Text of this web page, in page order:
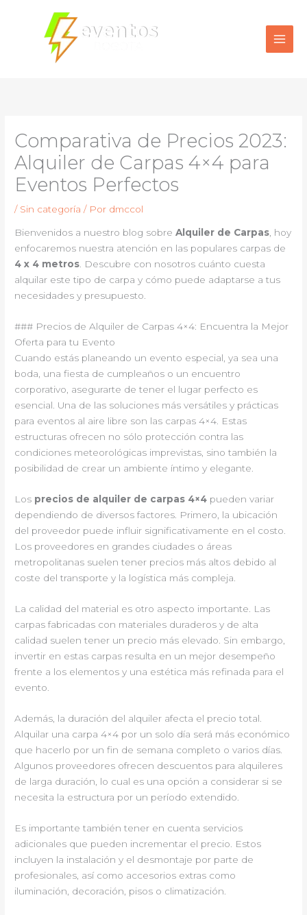
contenido
Comparativa de Precios 2023:
Alquiler de Carpas 4×4 para
Eventos Perfectos
/ Sin categoría / Por dmccol
Bienvenidos a nuestro blog sobreAlquiler de Carpas, hoy
enfocaremos nuestra atención en las populares carpas de
4 x 4 metros. Descubre con nosotros cuánto cuesta
alquilar este tipo de carpa y cómo puede adaptarse a tus
necesidades y presupuesto.
### Precios de Alquiler de Carpas 4×4: Encuentra la Mejor
Oferta para tu Evento
Cuando estás planeando un evento especial, ya sea una
boda, una fiesta de cumpleaños o un encuentro
corporativo, asegurarte de tener el lugar perfecto es
esencial. Una de las soluciones más versátiles y prácticas
para eventos al aire libre son las carpas 4×4. Estas
estructuras ofrecen no sólo protección contra las
condiciones meteorológicas imprevistas, sino también la
posibilidad de crear un ambiente íntimo y elegante.
Los precios de alquiler de carpas 4×4 pueden variar
dependiendo de diversos factores. Primero, la ubicación
del proveedor puede influir significativamente en el costo.
Los proveedores en grandes ciudades o áreas
metropolitanas suelen tener precios más altos debido al
coste del transporte y la logística más compleja.
La calidad del material es otro aspecto importante. Las
carpas fabricadas con materiales duraderos y de alta
calidad suelen tener un precio más elevado. Sin embargo,
invertir en estas carpas resulta en un mejor desempeño
frente a los elementos y una estética más refinada para el
evento.
Además, la duración del alquiler afecta el precio total.
Alquilar una carpa 4×4 por un solo día será más económico
que hacerlo por un fin de semana completo o varios días.
Algunos proveedores ofrecen descuentos para alquileres
de larga duración, lo cual es una opción a considerar si se
necesita la estructura por un período extendido.
Es importante también tener en cuenta servicios
adicionales que pueden incrementar el precio. Estos
incluyen la instalación y el desmontaje por parte de
profesionales, así como accesorios extras como
iluminación, decoración, pisos o climatización.